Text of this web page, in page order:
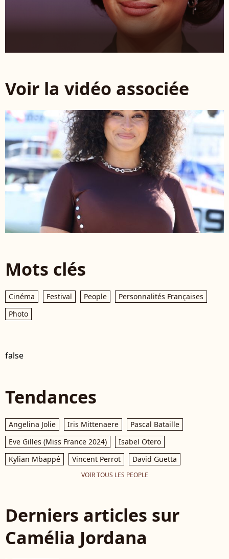
Voir la vidéo associée
Mots clés
Cinéma Festival People
Personnalités Françaises
Photo
false
Tendances
Angelina Jolie Iris Mittenaere
Pascal Bataille
Eve Gilles (Miss France 2024)
Isabel Otero
Kylian Mbappé
Vincent Perrot David Guetta
VOIR TOUS LES PEOPLE
Derniers articles sur
Camélia Jordana